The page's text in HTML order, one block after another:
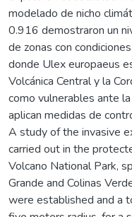
modelado de nicho
0.916 demostraron un
de zonas con
donde Ulex europaeus
Volcánica Central y la
como vulnerables ante
aplican medidas de
A study of the invasive
carried out in the
Volcano National Park,
Grande and Colinas
were established and a